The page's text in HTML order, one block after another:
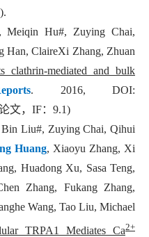
Meiqin Hu#, Zuying Chai,
Han, ClaireXi Zhang, Zhuan
clathrin-mediated and bulk
. 2016, DOI:
文， IF： 9.1)
Bin Liu#, Zuying Chai, Qihui
Huang, Xiaoyu Zhang, Xi
Huadong Xu, Sasa Teng,
Zhang, Fukang Zhang,
Wang, Tao Liu, Michael
TRPA1 Mediates Ca2+